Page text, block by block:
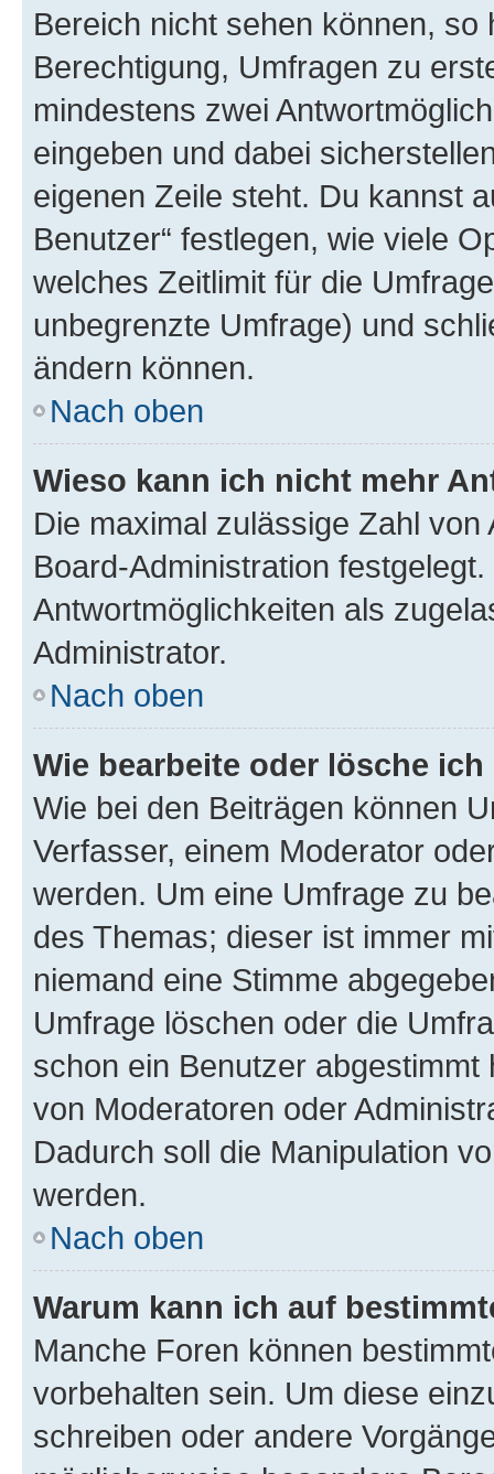
Bereich nicht sehen können,
Berechtigung, Umfragen zu
mindestens zwei
eingeben und dabei
eigenen Zeile steht. Du kannst
Benutzer“ festlegen, wie viele
welches Zeitlimit für die
unbegrenzte Umfrage) und
ändern können.
Nach oben
Wieso kann ich nicht mehr
Die maximal zulässige Zahl
Board-Administration
Antwortmöglichkeiten als
Administrator.
Nach oben
Wie bearbeite oder lösche
Wie bei den Beiträgen können
Verfasser, einem Moderator
werden. Um eine Umfrage zu
des Themas; dieser ist immer
niemand eine Stimme
Umfrage löschen oder die
schon ein Benutzer
von Moderatoren oder
Dadurch soll die Manipulation
werden.
Nach oben
Warum kann ich auf
Manche Foren können
vorbehalten sein. Um diese
schreiben oder andere